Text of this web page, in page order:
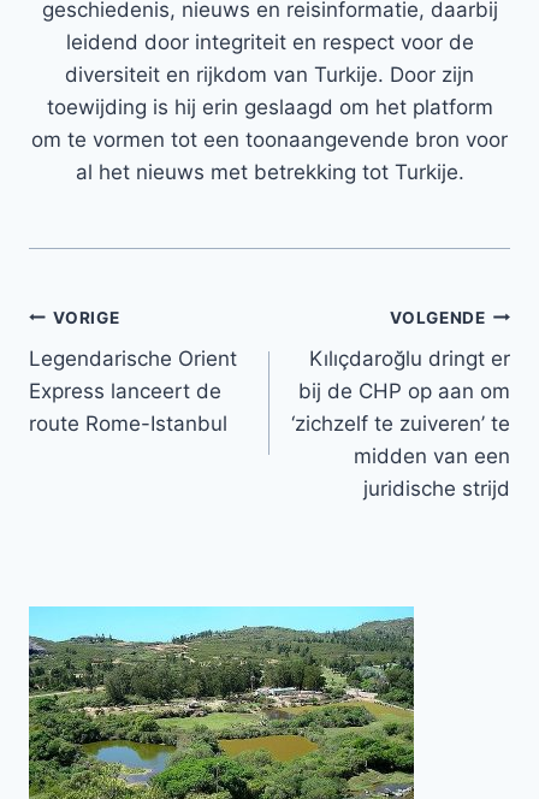
geschiedenis, nieuws en reisinformatie, daarbij
leidend door integriteit en respect voor de
diversiteit en rijkdom van Turkije. Door zijn
toewijding is hij erin geslaagd om het platform
om te vormen tot een toonaangevende bron voor
al het nieuws met betrekking tot Turkije.
Bericht
navigatie
VORIGE
Legendarische Orient
Express lanceert de
route Rome-Istanbul
VOLGENDE
Kılıçdaroğlu dringt er
bij de CHP op aan om
‘zichzelf te zuiveren’ te
midden van een
juridische strijd